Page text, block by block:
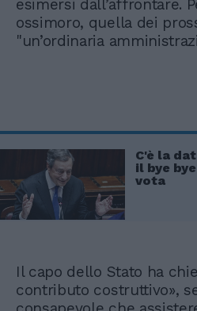
esimersi dall’affrontare.
ossimoro, quella dei
"un’ordinaria
C'è la
il bye
vota
Il capo dello Stato ha
contributo costruttivo»,